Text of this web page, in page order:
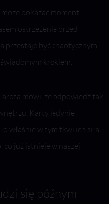
pokazać moment
ostrzeżenie przed
przestaje być chaotycznym
krokiem.
mówi, że odpowiedź tak
Karty jedynie
właśnie w tym tkwi ich siła
już istnieje w naszej
się późnym